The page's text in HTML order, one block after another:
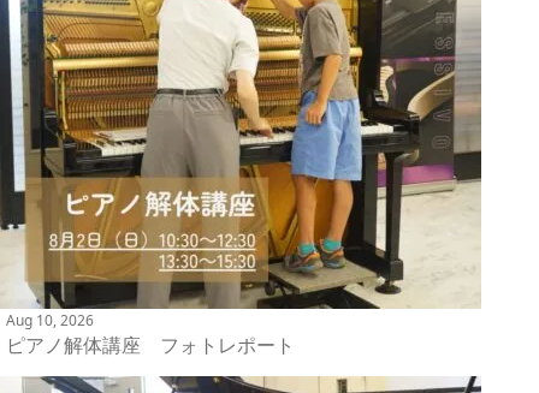
Aug 10, 2026
ピアノ解体講座 フォトレポート